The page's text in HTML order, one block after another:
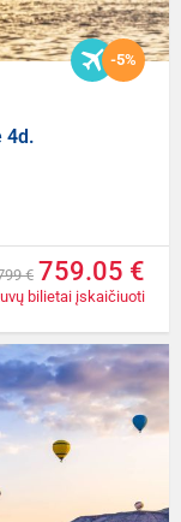
-5%
4d.
€ 759.05 €
bilietai įskaičiuoti